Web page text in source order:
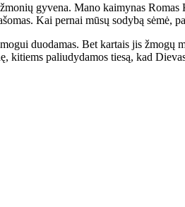
gy­ve­na. Ma­no kai­my­nas
Kai per­nai mū­sų so­dy­bą
duo­da­mas. Bet kar­tais jis
pa­liu­dy­da­mos tie­są, kad